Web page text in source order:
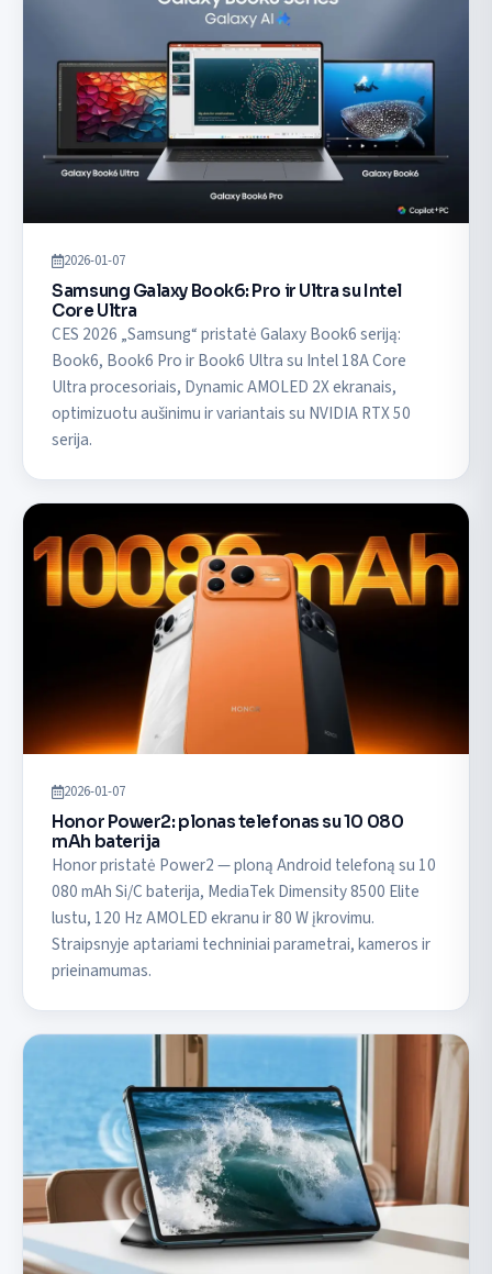
2026-01-07
Samsung Galaxy Book6: Pro ir Ultra su Intel
Core Ultra
CES 2026 „Samsung“ pristatė Galaxy Book6 seriją:
Book6, Book6 Pro ir Book6 Ultra su Intel 18A Core
Ultra procesoriais, Dynamic AMOLED 2X ekranais,
optimizuotu aušinimu ir variantais su NVIDIA RTX 50
serija.
2026-01-07
Honor Power2: plonas telefonas su 10 080
mAh baterija
Honor pristatė Power2 — ploną Android telefoną su 10
080 mAh Si/C baterija, MediaTek Dimensity 8500 Elite
lustu, 120 Hz AMOLED ekranu ir 80 W įkrovimu.
Straipsnyje aptariami techniniai parametrai, kameros ir
prieinamumas.